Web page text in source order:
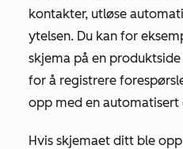
kontakter, utløse
ytelsen. Du kan for
skjema på en
for å registrere
opp med en automatisert
Hvis skjemaet ditt ble